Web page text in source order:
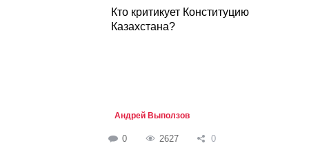
Кто критикует Конституцию
Казахстана?
Андрей Выползов
0 2627 0